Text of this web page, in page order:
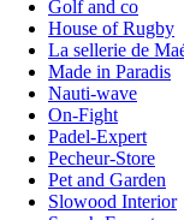
Golf and co
House of Rugby
La sellerie de
Made in Paradis
Nauti-wave
On-Fight
Padel-Expert
Pecheur-Store
Pet and Garden
Slowood Interior